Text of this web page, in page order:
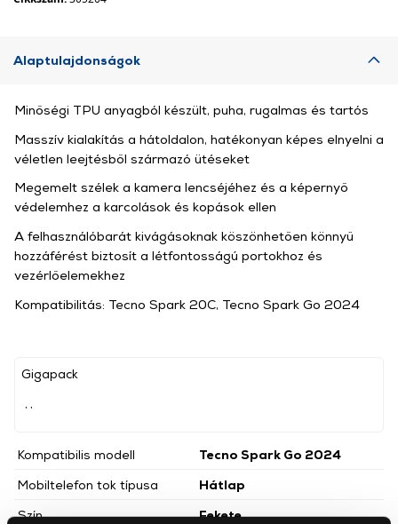
Alaptulajdonságok
Gigapack
Kompatibilis modell
Tecno Spark Go 2024
Mobiltelefon tok típusa
Hátlap
Szín
Fekete
Minőségi TPU anyagból készült, puha, rugalmas és tartós
Masszív kialakítás a hátoldalon, hatékonyan képes elnyelni a
véletlen leejtésből származó ütéseket
Megemelt szélek a kamera lencséjéhez és a képernyő
védelemhez a karcolások és kopások ellen
A felhasználóbarát kivágásoknak köszönhetően könnyű
hozzáférést biztosít a létfontosságú portokhoz és
vezérlőelemekhez
Kompatibilitás: Tecno Spark 20C, Tecno Spark Go 2024